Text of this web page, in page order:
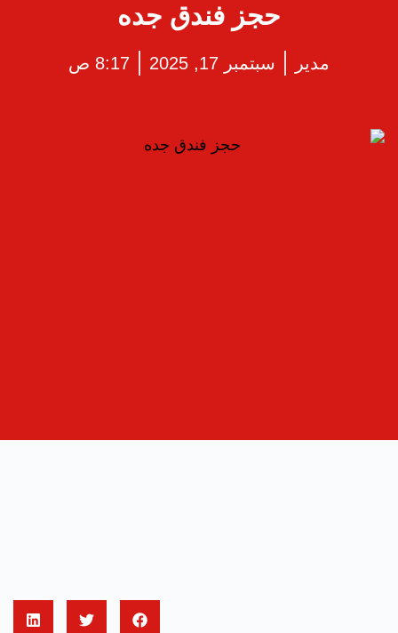
حجز فندق جده
مدير سبتمبر 17, 2025 8:17 ص